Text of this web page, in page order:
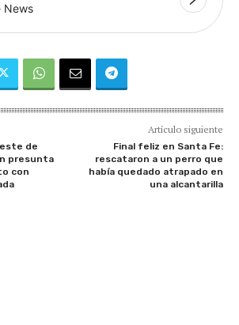
News
de
presunta
con
Artículo siguiente
Final feliz en Santa Fe:
rescataron a un perro que
había quedado atrapado en
una alcantarilla